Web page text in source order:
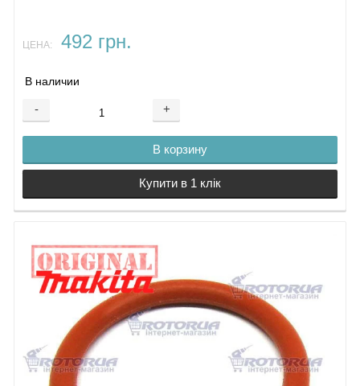
ЦЕНА: 492 грн.
В наличии
- +
В корзину
Купити в 1 клік